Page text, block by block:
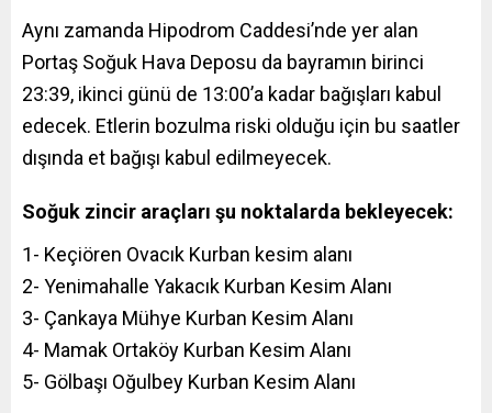
Aynı zamanda Hipodrom Caddesi’nde yer alan
Portaş Soğuk Hava Deposu da bayramın birinci
23:39, ikinci günü de 13:00’a kadar bağışları kabul
edecek. Etlerin bozulma riski olduğu için bu saatler
dışında et bağışı kabul edilmeyecek.
Soğuk zincir araçları şu noktalarda bekleyecek:
1- Keçiören Ovacık Kurban kesim alanı
2- Yenimahalle Yakacık Kurban Kesim Alanı
3- Çankaya Mühye Kurban Kesim Alanı
4- Mamak Ortaköy Kurban Kesim Alanı
5- Gölbaşı Oğulbey Kurban Kesim Alanı